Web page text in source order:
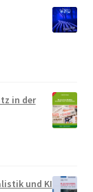
in der
und KI